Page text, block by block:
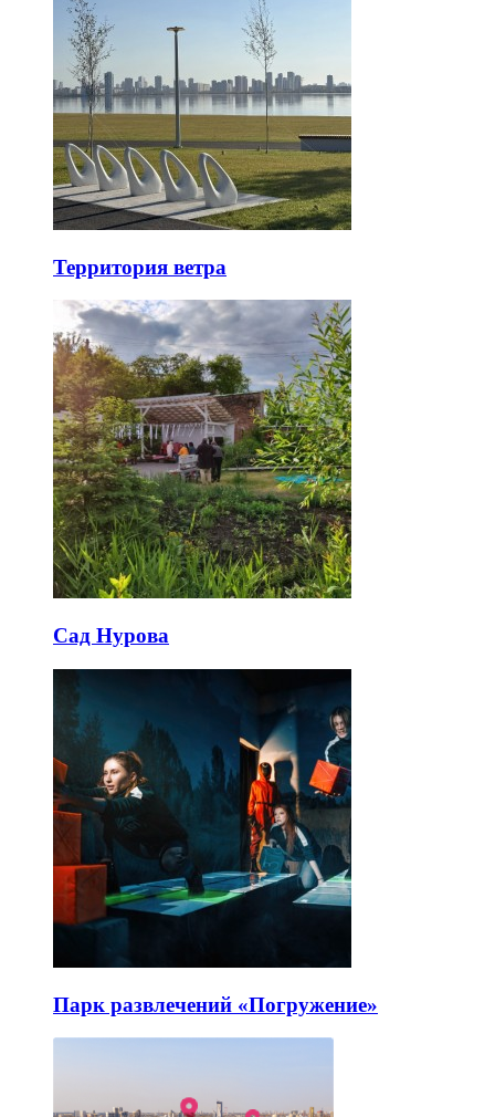
Территория ветра
Сад Нурова
Парк развлечений «Погружение»